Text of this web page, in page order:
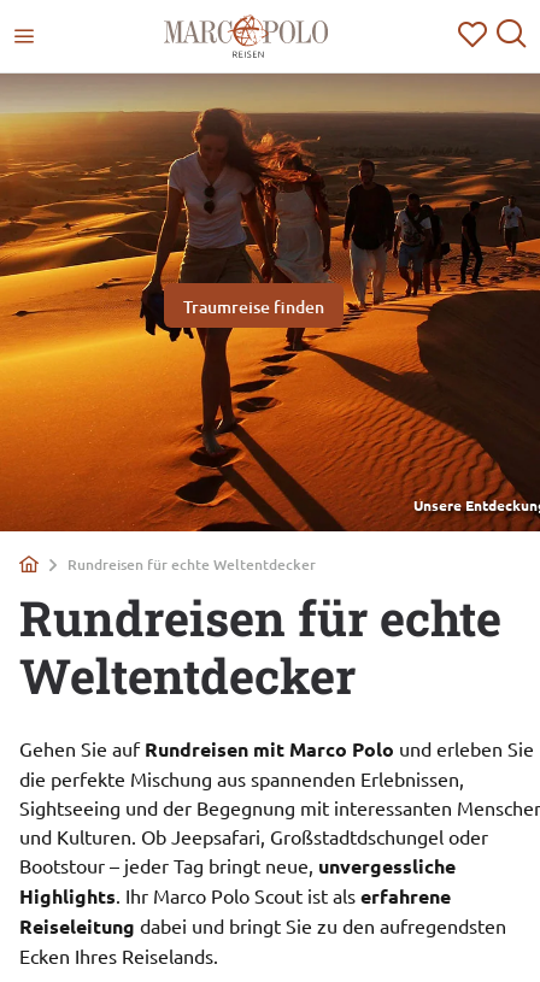
Traumreise finden
Unsere
Rundreisen für echte Weltentdecker
Rundreisen für echte
Weltentdecker
Gehen Sie auf Rundreisen mit Marco Polo und erleben Sie
die perfekte Mischung aus spannenden Erlebnissen,
Sightseeing und der Begegnung mit interessanten
und Kulturen. Ob Jeepsafari, Großstadtdschungel oder
Bootstour – jeder Tag bringt neue, unvergessliche
Highlights. Ihr Marco Polo Scout ist als erfahrene
Reiseleitung dabei und bringt Sie zu den aufregendsten
Ecken Ihres Reiselands.